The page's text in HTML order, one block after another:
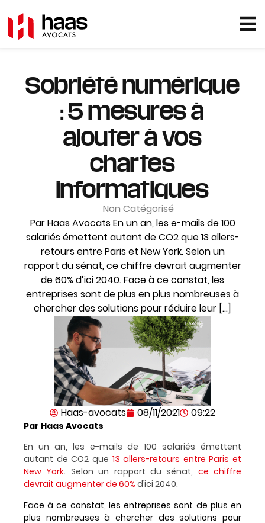
Sobriété numérique
: 5 mesures à
ajouter à vos
chartes
informatiques
Non Catégorisé
Par Haas Avocats En un an, les e-mails de 100
salariés émettent autant de CO2 que 13 allers-
retours entre Paris et New York. Selon un
rapport du sénat, ce chiffre devrait augmenter
de 60% d’ici 2040. Face à ce constat, les
entreprises sont de plus en plus nombreuses à
chercher des solutions pour réduire leur […]
Haas-avocats 08/11/2021 09:22
Par Haas Avocats
En un an, les e-mails de 100 salariés émettent
autant de CO2 que 13 allers-retours entre Paris et
New York. Selon un rapport du sénat, ce chiffre
devrait augmenter de 60% d’ici 2040.
Face à ce constat, les entreprises sont de plus en
plus nombreuses à chercher des solutions pour